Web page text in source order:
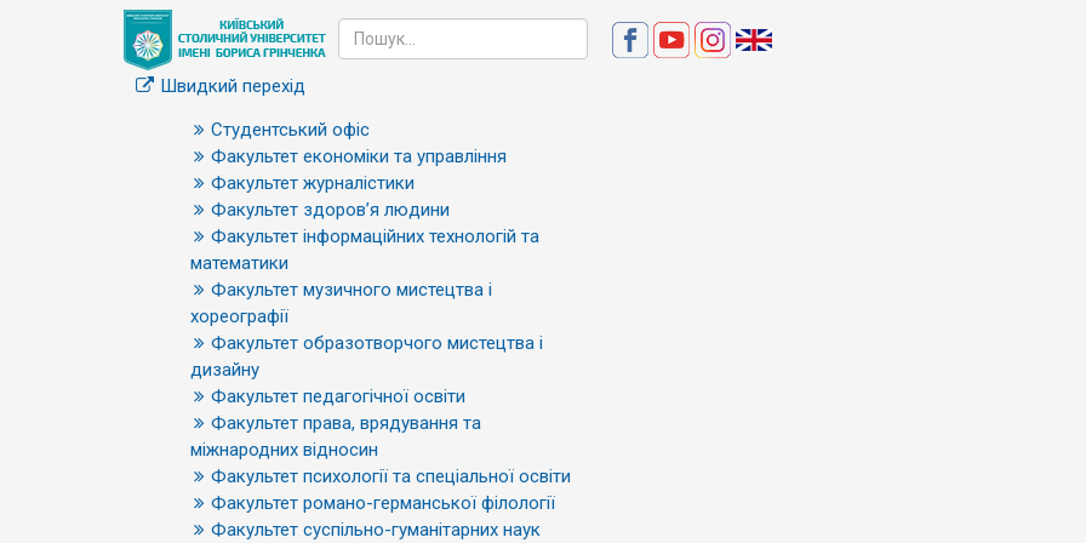
Швидкий перехід
Студентський офіс
Факультет економіки та управління
Факультет журналістики
Факультет здоров’я людини
Факультет інформаційних технологій та
математики
Факультет музичного мистецтва і
хореографії
Факультет образотворчого мистецтва і
дизайну
Факультет педагогічної освіти
Факультет права, врядування та
міжнародних відносин
Факультет психології та спеціальної освіти
Факультет романо-германської філології
Факультет суспільно-гуманітарних наук